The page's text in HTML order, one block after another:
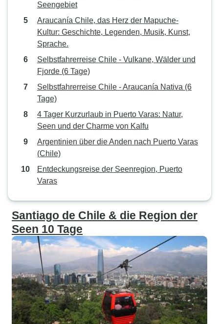
Seengebiet
Araucanía Chile, das Herz der Mapuche-
Kultur: Geschichte, Legenden, Musik, Kunst,
Sprache.
Selbstfahrerreise Chile - Vulkane, Wälder und
Fjorde (6 Tage)
Selbstfahrerreise Chile - Araucanía Nativa (6
Tage)
4 Tager Kurzurlaub in Puerto Varas: Natur,
Seen und der Charme von Kalfu
Argentinien über die Anden nach Puerto Varas
(Chile)
Entdeckungsreise der Seenregion, Puerto
Varas
Santiago de Chile & die Region der
Seen 10 Tage